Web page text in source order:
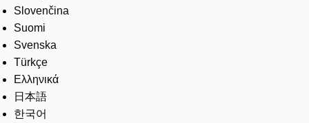
Slovenčina
Suomi
Svenska
Türkçe
Ελληνικά
日本語
한국어